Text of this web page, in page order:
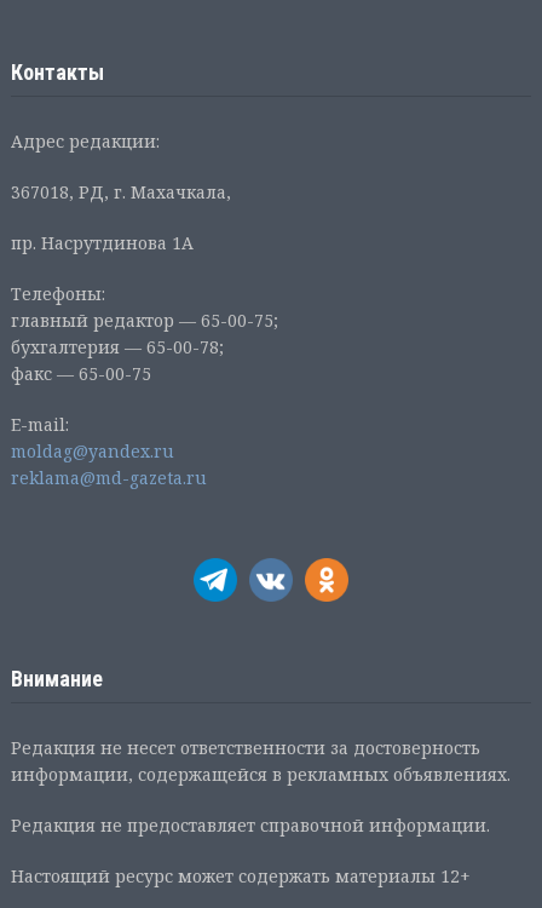
Контакты
Адрес редакции:
367018, РД, г. Махачкала,
пр. Насрутдинова 1А
Телефоны:
главный редактор — 65-00-75;
бухгалтерия — 65-00-78;
факс — 65-00-75
E-mail:
moldag@yandex.ru
reklama@md-gazeta.ru
Внимание
Редакция не несет ответственности за достоверность
информации, содержащейся в рекламных объявлениях.
Редакция не предоставляет справочной информации.
Настоящий ресурс может содержать материалы 12+